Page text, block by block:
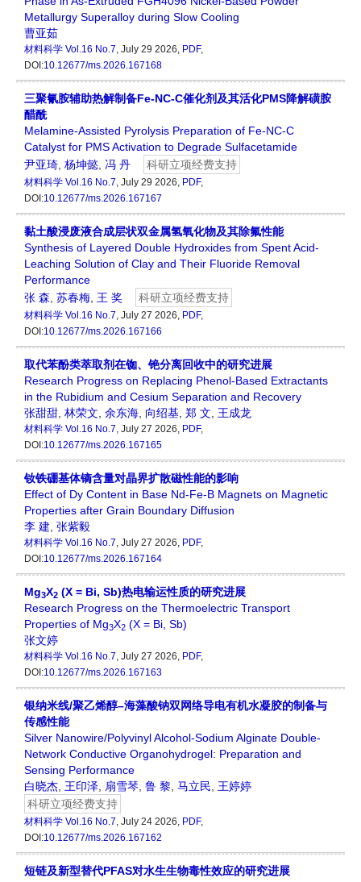
Metallurgy Superalloy during Slow Cooling
曹亚茹
材料科学 Vol.16 No.7, July 29 2026, PDF,
DOI:10.12677/ms.2026.167168
三聚氰胺辅助热解制备Fe-NC-C催化剂及其活化PMS降解磺胺
醋酰
Melamine-Assisted Pyrolysis Preparation of Fe-NC-C
Catalyst for PMS Activation to Degrade Sulfacetamide
尹亚琦 杨坤懿 冯 丹 科研立项经费支持
材料科学 Vol.16 No.7, July 29 2026, PDF,
DOI:10.12677/ms.2026.167167
黏土酸浸废液合成层状双金属氢氧化物及其除氟性能
Synthesis of Layered Double Hydroxides from Spent Acid-
Leaching Solution of Clay and Their Fluoride Removal
Performance
张 森 苏春梅 王 奖 科研立项经费支持
材料科学 Vol.16 No.7, July 27 2026, PDF,
DOI:10.12677/ms.2026.167166
取代苯酚类萃取剂在铷、铯分离回收中的研究进展
Research Progress on Replacing Phenol-Based Extractants
in the Rubidium and Cesium Separation and Recovery
张甜甜 林荣文 余东海 向绍基 郑 文 王成龙
材料科学 Vol.16 No.7, July 27 2026, PDF,
DOI:10.12677/ms.2026.167165
钕铁硼基体镝含量对晶界扩散磁性能的影响
Effect of Dy Content in Base Nd-Fe-B Magnets on Magnetic
Properties after Grain Boundary Diffusion
李 建 张紫毅
材料科学 Vol.16 No.7, July 27 2026, PDF,
DOI:10.12677/ms.2026.167164
Mg3X2 (X = Bi, Sb)热电输运性质的研究进展
Research Progress on the Thermoelectric Transport
Properties of Mg3X2 (X = Bi, Sb)
张文婷
材料科学 Vol.16 No.7, July 27 2026, PDF,
DOI:10.12677/ms.2026.167163
银纳米线/聚乙烯醇–海藻酸钠双网络导电有机水凝胶的制备与
传感性能
Silver Nanowire/Polyvinyl Alcohol-Sodium Alginate Double-
Network Conductive Organohydrogel: Preparation and
Sensing Performance
白晓杰 王印泽 扇雪琴 鲁 黎 马立民
王婷婷
科研立项经费支持
材料科学 Vol.16 No.7, July 24 2026, PDF,
DOI:10.12677/ms.2026.167162
短链及新型替代PFAS对水生生物毒性效应的研究进展